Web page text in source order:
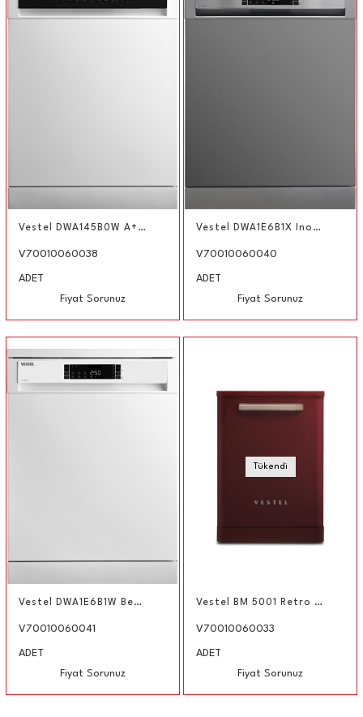
Vestel DWA145B0W A++ Ekonomi Programlı Bulaşık Makinesi
V70010060038
ADET
Fiyat Sorunuz
Vestel DWA1E6B1X Inox Bulaşık Makinesi
V70010060040
ADET
Fiyat Sorunuz
Vestel DWA1E6B1W Beyaz Bulaşık Makinesi
V70010060041
ADET
Fiyat Sorunuz
Tükendi
Vestel BM 5001 Retro Bordo 5 Programlı Bulaşık Makinesi
V70010060033
ADET
Fiyat Sorunuz